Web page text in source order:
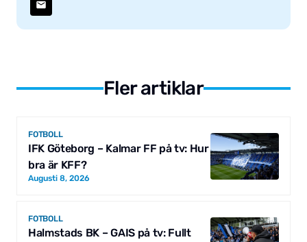
Fler artiklar
FOTBOLL
IFK Göteborg – Kalmar FF på tv: Hur
bra är KFF?
Augusti 8, 2026
FOTBOLL
Halmstads BK – GAIS på tv: Fullt